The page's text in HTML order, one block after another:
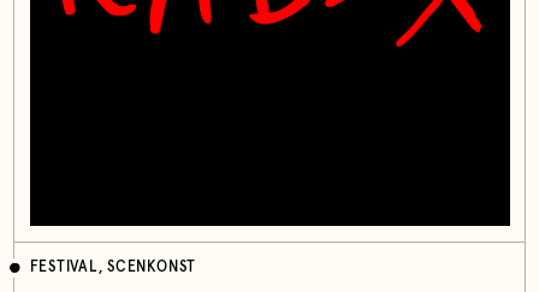
FESTIVAL, SCENKONST